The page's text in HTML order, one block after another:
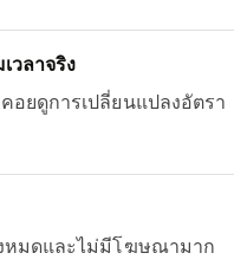
วลาจริง
อยดูการเปลี่ยนแปลงอัตรา
หมดและไม่มีโฆษณามาก